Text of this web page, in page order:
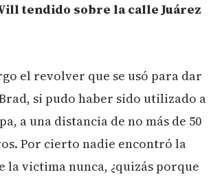
tendido sobre la calle Juárez
el revolver que se usó para dar
si pudo haber sido utilizado a
a una distancia de no más de 50
Por cierto nadie encontró la
la victima nunca, ¿quizás porque